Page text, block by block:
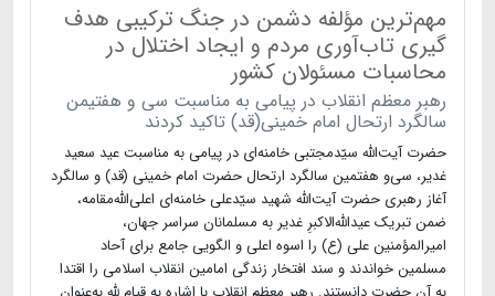
مهم‌ترین مؤلفه دشمن در جنگ ترکیبی هدف
گیری تاب‌آوری مردم و ایجاد اختلال در
محاسبات مسئولان کشور
رهبر معظم انقلاب در پیامی به مناسبت سی و هفتیمن
سالگرد ارتحال امام خمینی(قد) تاکید کردند
حضرت آیت‌الله سیّدمجتبی خامنه‌ای در پیامی به مناسبت عید سعید
غدیر، سی‌و هفتمین سالگرد ارتحال حضرت امام خمینی (قد) و سالگرد
آغاز رهبری حضرت آیت‌الله شهید سیّدعلی خامنه‌ای اعلی‌الله‌مقامه،
ضمن تبریک عیدالله‌الاکبرِ غدیر به مسلمانان سراسر جهان،
امیرالمؤمنین علی (ع) را اسوه‌ اعلی و الگویی جامع برای آحاد
مسلمین خواندند و سند افتخار زندگی امامین انقلاب اسلامی را اقتدا